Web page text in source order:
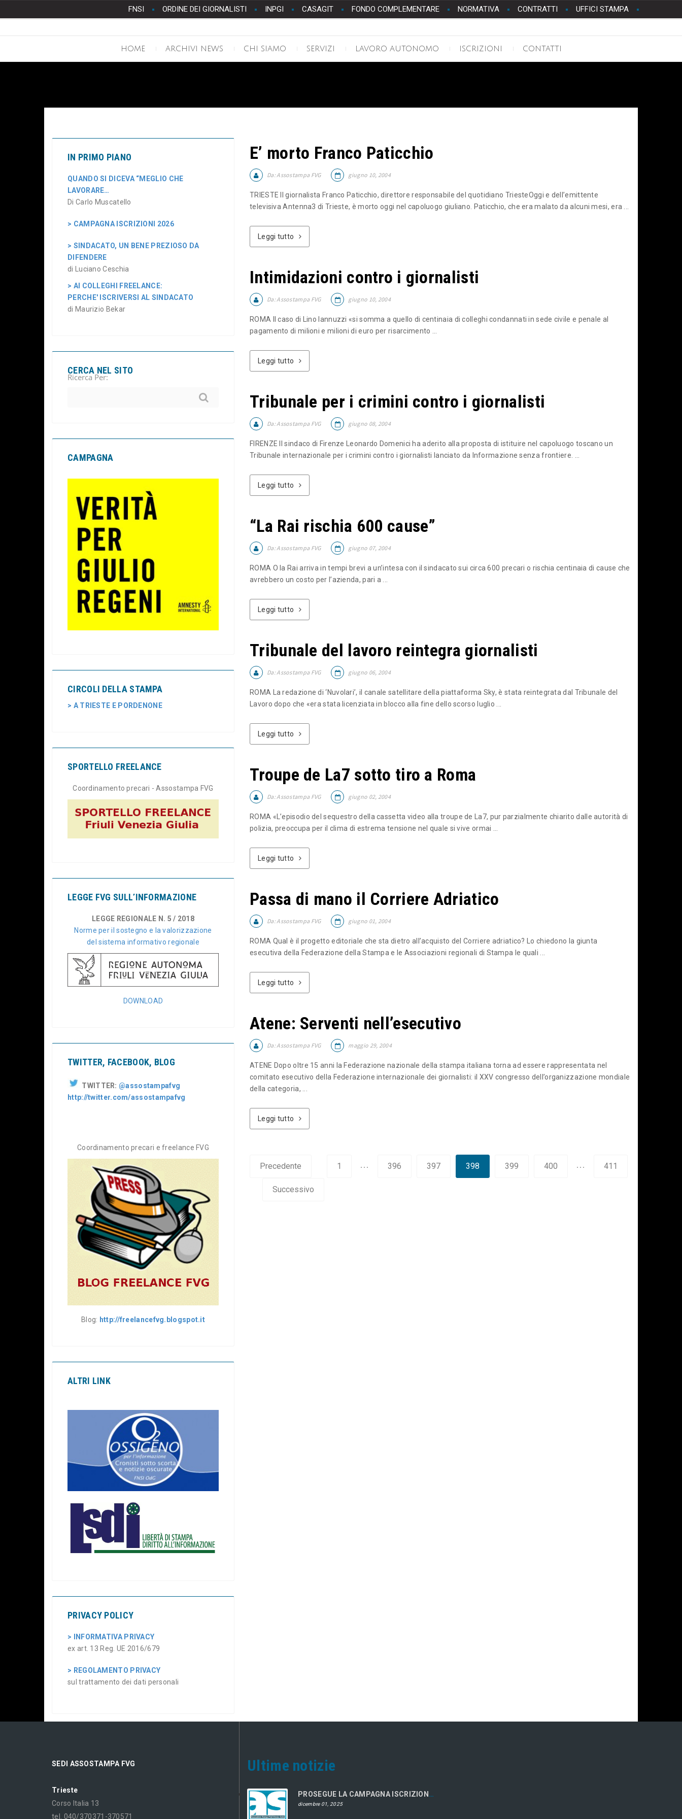
FNSI ORDINE DEI GIORNALISTI INPGI CASAGIT FONDO COMPLEMENTARE NORMATIVA CONTRATTI UFFICI STAMPA
HOME ARCHIVI NEWS CHI SIAMO SERVIZI LAVORO AUTONOMO ISCRIZIONI CONTATTI
IN PRIMO PIANO
QUANDO SI DICEVA “MEGLIO CHE
LAVORARE…
Di Carlo Muscatello
> CAMPAGNA ISCRIZIONI 2026
> SINDACATO, UN BENE PREZIOSO DA
DIFENDERE
di Luciano Ceschia
> AI COLLEGHI FREELANCE:
PERCHE' ISCRIVERSI AL SINDACATO
di Maurizio Bekar
CERCA NEL SITO
Ricerca Per:
CAMPAGNA
CIRCOLI DELLA STAMPA
> A TRIESTE E PORDENONE
SPORTELLO FREELANCE
Coordinamento precari - Assostampa FVG
LEGGE FVG SULL’INFORMAZIONE
LEGGE REGIONALE N. 5 / 2018
Norme per il sostegno e la valorizzazione
del sistema informativo regionale
DOWNLOAD
TWITTER, FACEBOOK, BLOG
TWITTER:@assostampafvg
http://twitter.com/assostampafvg
Coordinamento precari e freelance FVG
Blog: http://freelancefvg.blogspot.it
ALTRI LINK
PRIVACY POLICY
> INFORMATIVA PRIVACY
ex art. 13 Reg. UE 2016/679
> REGOLAMENTO PRIVACY
sul trattamento dei dati personali
E’ morto Franco Paticchio
Da:Assostampa FVG giugno 10, 2004
TRIESTE Il giornalista Franco Paticchio, direttore responsabile del quotidiano TriesteOggi e dell’emittente
televisiva Antenna3 di Trieste, è morto oggi nel capoluogo giuliano. Paticchio, che era malato da alcuni mesi, era ...
Leggi tutto
Intimidazioni contro i giornalisti
Da:Assostampa FVG giugno 10, 2004
ROMA Il caso di Lino Iannuzzi «si somma a quello di centinaia di colleghi condannati in sede civile e penale al
pagamento di milioni e milioni di euro per risarcimento ...
Leggi tutto
Tribunale per i crimini contro i giornalisti
Da:Assostampa FVG giugno 08, 2004
FIRENZE Il sindaco di Firenze Leonardo Domenici ha aderito alla proposta di istituire nel capoluogo toscano un
Tribunale internazionale per i crimini contro i giornalisti lanciato da Informazione senza frontiere. ...
Leggi tutto
“La Rai rischia 600 cause”
Da:Assostampa FVG giugno 07, 2004
ROMA O la Rai arriva in tempi brevi a un’intesa con il sindacato sui circa 600 precari o rischia centinaia di cause che
avrebbero un costo per l’azienda, pari a ...
Leggi tutto
Tribunale del lavoro reintegra giornalisti
Da:Assostampa FVG giugno 06, 2004
ROMA La redazione di ‘Nuvolari’, il canale satellitare della piattaforma Sky, è stata reintegrata dal Tribunale del
Lavoro dopo che «era stata licenziata in blocco alla fine dello scorso luglio ...
Leggi tutto
Troupe de La7 sotto tiro a Roma
Da:Assostampa FVG giugno 02, 2004
ROMA «L’episodio del sequestro della cassetta video alla troupe de La7, pur parzialmente chiarito dalle autorità di
polizia, preoccupa per il clima di estrema tensione nel quale si vive ormai ...
Leggi tutto
Passa di mano il Corriere Adriatico
Da:Assostampa FVG giugno 01, 2004
ROMA Qual è il progetto editoriale che sta dietro all’acquisto del Corriere adriatico? Lo chiedono la giunta
esecutiva della Federazione della Stampa e le Associazioni regionali di Stampa le quali ...
Leggi tutto
Atene: Serventi nell’esecutivo
Da:Assostampa FVG maggio 29, 2004
ATENE Dopo oltre 15 anni la Federazione nazionale della stampa italiana torna ad essere rappresentata nel
comitato esecutivo della Federazione internazionale dei giornalisti: il XXV congresso dell’organizzazione mondiale
della categoria, ...
Leggi tutto
Precedente 1 … 396 397 398 399 400 … 411
Successivo
SEDI ASSOSTAMPA FVG
Trieste
Corso Italia 13
tel. 040/370371-370571
Ultime notizie
PROSEGUE LA CAMPAGNA ISCRIZIONI 2026
dicembre 01, 2025